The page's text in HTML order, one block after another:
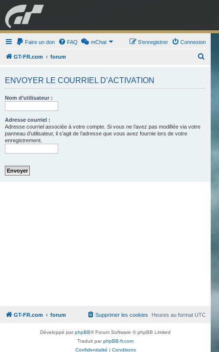
GRAN TURISMO FORUM
ESPORT BOUTIQUE
Faire un don FAQ mChat Connexion
S’enregistrer
GT-FR.com forum
ENVOYER LE COURRIEL D’ACTIVATION
Nom d’utilisateur :
Adresse courriel :
Adresse courriel associée à votre compte. Si vous ne l’avez pas modifiée via votre
panneau d’utilisateur, il s’agit de l’adresse que vous avez fournie lors de votre
enregistrement.
GT-FR.com forum Heures au formatUTC
Supprimer les cookies
Développé parphpBB® Forum Software © phpBB Limited
Traduit parphpBB-fr.com
Confidentialité | Conditions